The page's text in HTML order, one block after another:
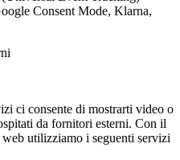
Consent Mode, Klarna,
ci consente di mostrarti video o
da fornitori esterni. Con il
utilizziamo i seguenti servizi